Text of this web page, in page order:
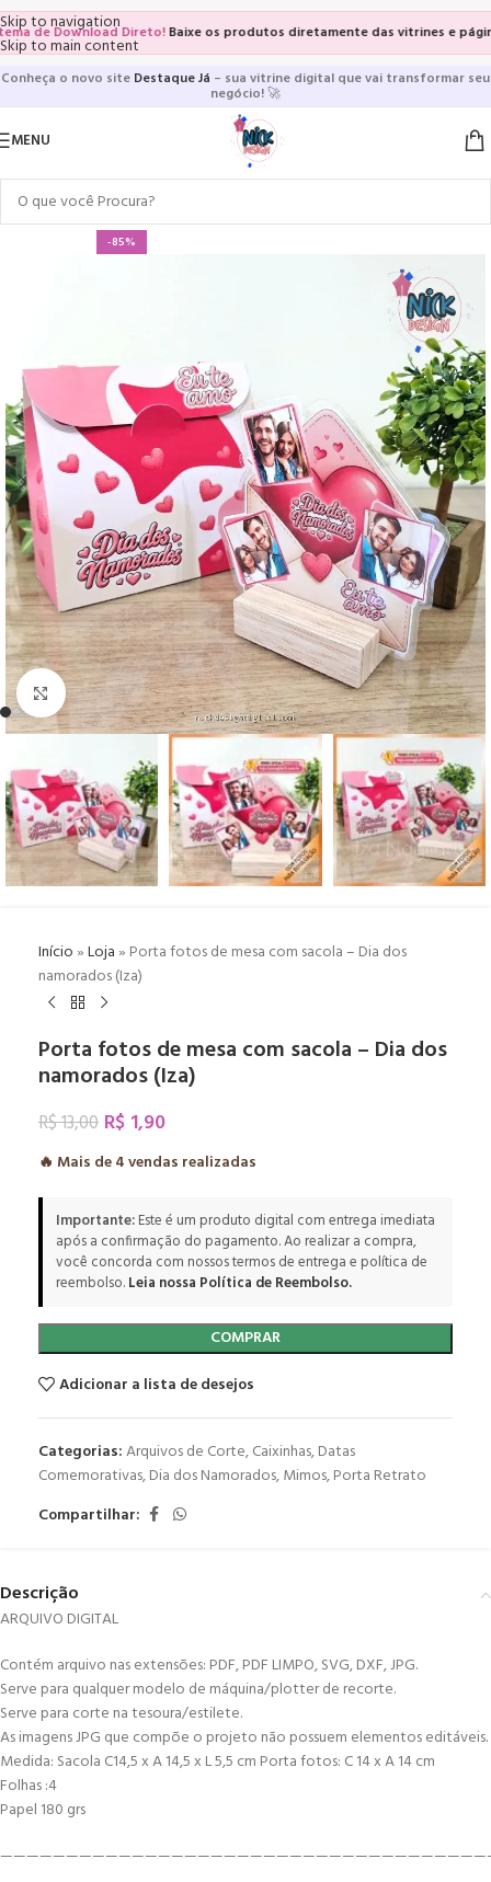
Skip to navigation
Skip to main content
de Download Direto!Baixe os produtos diretamente das vitrines e
Conheça o novo site Destaque Já – sua vitrine digital que vai transformar seu
negócio!🚀
MENU
-85%
Click to enlarge
Início»Loja» Porta fotos de mesa com sacola – Dia dos
namorados (Iza)
Porta fotos de mesa com sacola – Dia dos
namorados (Iza)
R$13,00 R$ 1,90
🔥 Mais de4vendas realizadas
Importante:Este é um produto digital com entrega imediata
após a confirmação do pagamento. Ao realizar a compra,
você concorda com nossos termos de entrega e política de
reembolso.Leia nossa Política de Reembolso.
COMPRAR
Adicionar a lista de desejos
Categorias:Arquivos de Corte,Caixinhas,Datas
Comemorativas,Dia dos Namorados,Mimos,Porta Retrato
Compartilhar:
Descrição
ARQUIVO DIGITAL
Contém arquivo nas extensões: PDF, PDF LIMPO, SVG, DXF, JPG.
Serve para qualquer modelo de máquina/plotter de recorte.
Serve para corte na tesoura/estilete.
As imagens JPG que compõe o projeto não possuem elementos editáveis.
Medida: Sacola C14,5 x A 14,5 x L 5,5 cm Porta fotos: C 14 x A 14 cm
Folhas :4
Papel 180 grs